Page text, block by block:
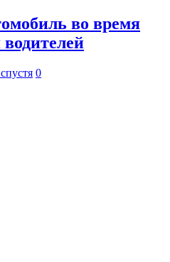
во время
0